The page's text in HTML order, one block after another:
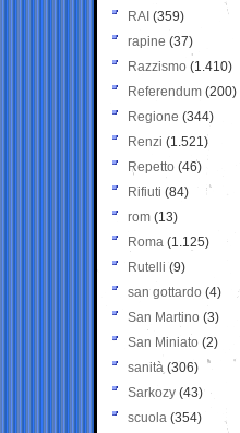
RAI (359)
rapine (37)
Razzismo (1.410)
Referendum (200)
Regione (344)
Renzi (1.521)
Repetto (46)
Rifiuti (84)
rom (13)
Roma (1.125)
Rutelli (9)
san gottardo (4)
San Martino (3)
San Miniato (2)
sanità (306)
Sarkozy (43)
scuola (354)